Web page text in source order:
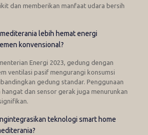
dan memberikan manfaat udara bersih
lebih hemat energi
konvensional?
Energi 2023, gedung dengan
ventilasi pasif mengurangi konsumsi
gedung standar. Penggunaan
hangat dan sensor gerak juga menurunkan
teknologi smart home